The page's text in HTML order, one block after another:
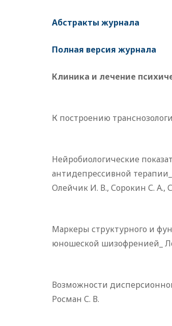
Абстракты журнала
Полная версия журнала
Клиника и лечение
К построению
Нейробиологические
антидепрессивной
Олейчик И. В., Сорокин С. А.,
Маркеры структурного и
юношеской шизофренией_
Возможности
Росман С. В.